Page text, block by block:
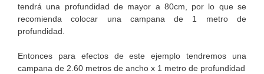
tendrá una profundidad de mayor a 80cm, por lo que se
recomienda colocar una campana de 1 metro de
profundidad.
Entonces para efectos de este ejemplo tendremos una
campana de 2.60 metros de ancho x 1 metro de profundidad